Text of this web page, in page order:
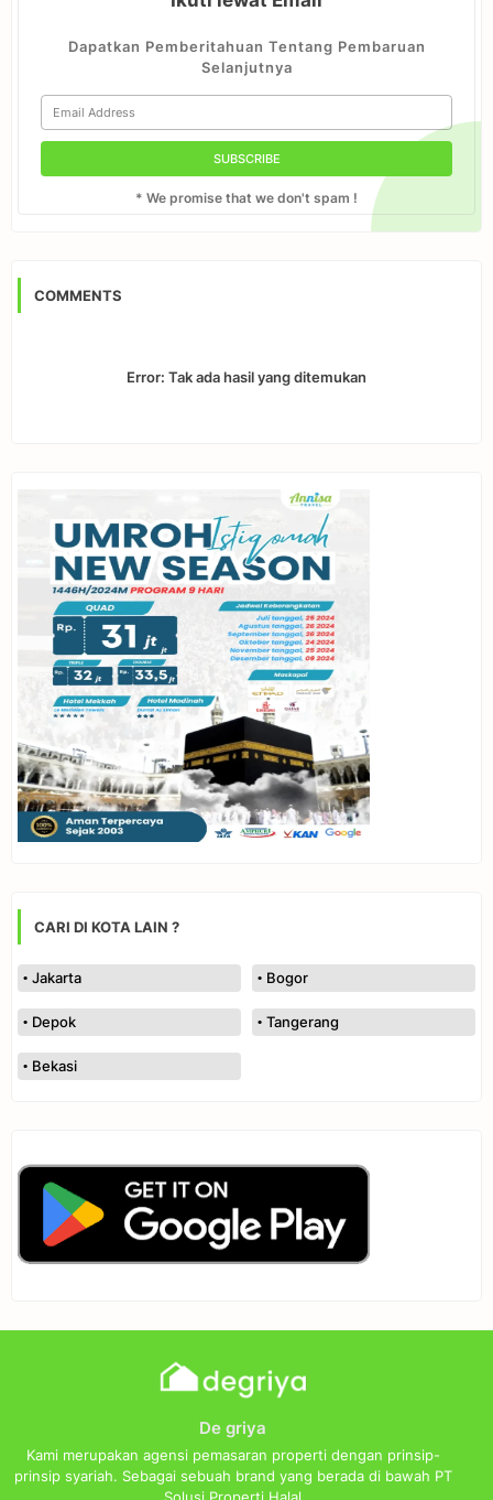
Dapatkan Pemberitahuan Tentang Pembaruan
Selanjutnya
* We promise that we don't spam !
COMMENTS
Error: Tak ada hasil yang ditemukan
CARI DI KOTA LAIN ?
Jakarta Bogor
Depok Tangerang
Bekasi
De griya
Kami merupakan agensi pemasaran properti dengan prinsip-
prinsip syariah. Sebagai sebuah brand yang berada di bawah PT